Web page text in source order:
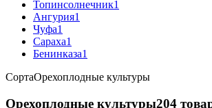
Топинсолнечник1
Ангурия1
Чуфа1
Сараха1
Бенинказа1
СортаОрехоплодные культуры
Орехоплодные культуры204